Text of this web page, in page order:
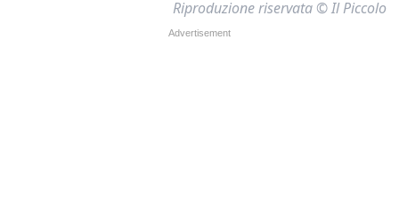
Riproduzione riservata © Il Piccolo